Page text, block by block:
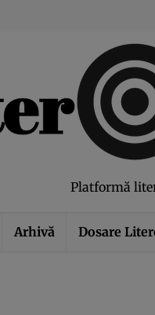
Platformă
Arhivă Dosare